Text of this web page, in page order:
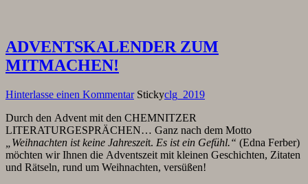
ADVENTSKALENDER ZUM
MITMACHEN!
Hinterlasse einen Kommentar Stickyclg_2019
Durch den Advent mit den CHEMNITZER
LITERATURGESPRÄCHEN… Ganz nach dem Motto
„Weihnachten ist keine Jahreszeit. Es ist ein Gefühl.“ (Edna Ferber)
möchten wir Ihnen die Adventszeit mit kleinen Geschichten, Zitaten
und Rätseln, rund um Weihnachten, versüßen!